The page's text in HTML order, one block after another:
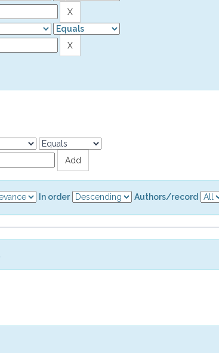
In order Authors/record